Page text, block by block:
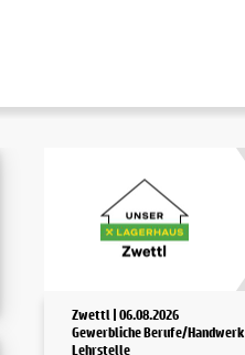
Zwettl | 06.08.2026
Gewerbliche Berufe/Handwerk
Lehrstelle